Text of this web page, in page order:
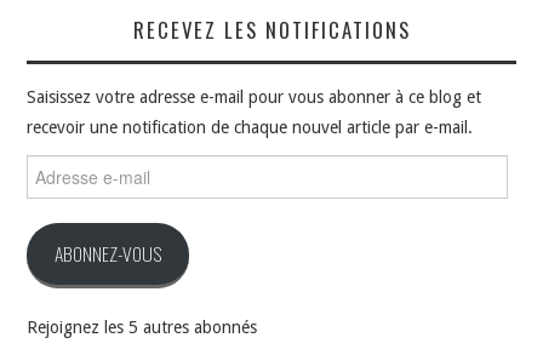
RECEVEZ LES NOTIFICATIONS
Saisissez votre adresse e-mail pour vous abonner à ce blog et
recevoir une notification de chaque nouvel article par e-mail.
e-
ABONNEZ-VOUS
Rejoignez les 5 autres abonnés